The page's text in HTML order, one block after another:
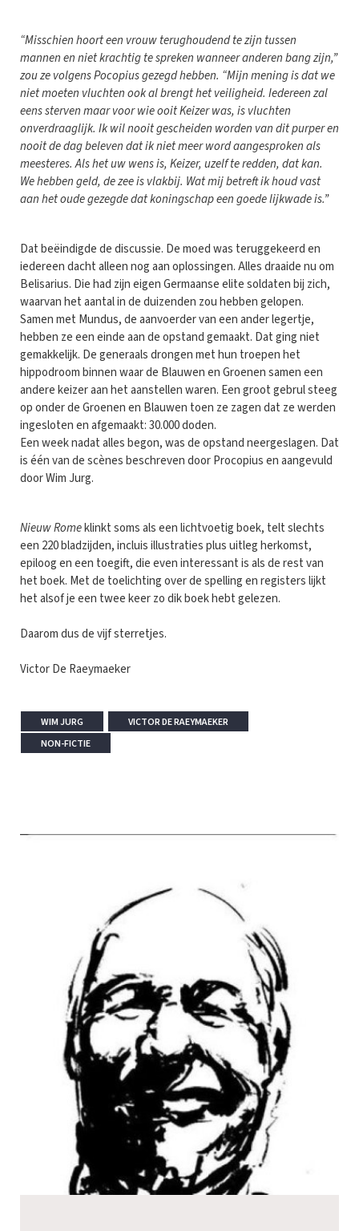
“Misschien hoort een vrouw terughoudend te zijn tussen
mannen en niet krachtig te spreken wanneer anderen bang zijn,”
zou ze volgens Pocopius gezegd hebben. “Mijn mening is dat we
niet moeten vluchten ook al brengt het veiligheid. Iedereen zal
eens sterven maar voor wie ooit Keizer was, is vluchten
onverdraaglijk. Ik wil nooit gescheiden worden van dit purper en
nooit de dag beleven dat ik niet meer word aangesproken als
meesteres. Als het uw wens is, Keizer, uzelf te redden, dat kan.
We hebben geld, de zee is vlakbij. Wat mij betreft ik houd vast
aan het oude gezegde dat koningschap een goede lijkwade is.”
Dat beëindigde de discussie. De moed was teruggekeerd en
iedereen dacht alleen nog aan oplossingen. Alles draaide nu om
Belisarius. Die had zijn eigen Germaanse elite soldaten bij zich,
waarvan het aantal in de duizenden zou hebben gelopen.
Samen met Mundus, de aanvoerder van een ander legertje,
hebben ze een einde aan de opstand gemaakt. Dat ging niet
gemakkelijk. De generaals drongen met hun troepen het
hippodroom binnen waar de Blauwen en Groenen samen een
andere keizer aan het aanstellen waren. Een groot gebrul steeg
op onder de Groenen en Blauwen toen ze zagen dat ze werden
ingesloten en afgemaakt: 30.000 doden.
Een week nadat alles begon, was de opstand neergeslagen. Dat
is één van de scènes beschreven door Procopius en aangevuld
door Wim Jurg.
Nieuw Romeklinkt soms als een lichtvoetig boek, telt slechts
een 220 bladzijden, incluis illustraties plus uitleg herkomst,
epiloog en een toegift, die even interessant is als de rest van
het boek. Met de toelichting over de spelling en registers lijkt
het alsof je een twee keer zo dik boek hebt gelezen.
Daarom dus de vijf sterretjes.
Victor De Raeymaeker
WIM JURG
VICTOR DE RAEYMAEKER
NON-FICTIE